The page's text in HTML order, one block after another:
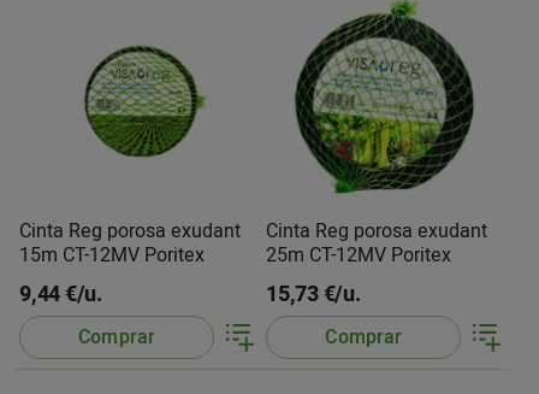
Cinta Reg porosa exudant
15m CT-12MV Poritex
9,44 €/u.
Comprar
Cinta Reg porosa exudant
25m CT-12MV Poritex
15,73 €/u.
Comprar